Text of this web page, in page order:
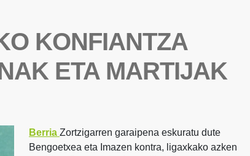
KONFIANTZA
ETA MARTIJAK
Berria Zortzigarren garaipena eskuratu dute
Bengoetxea eta Imazen kontra, ligaxkako azken